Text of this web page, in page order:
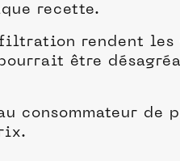
recette.
filtration rendent
être
de